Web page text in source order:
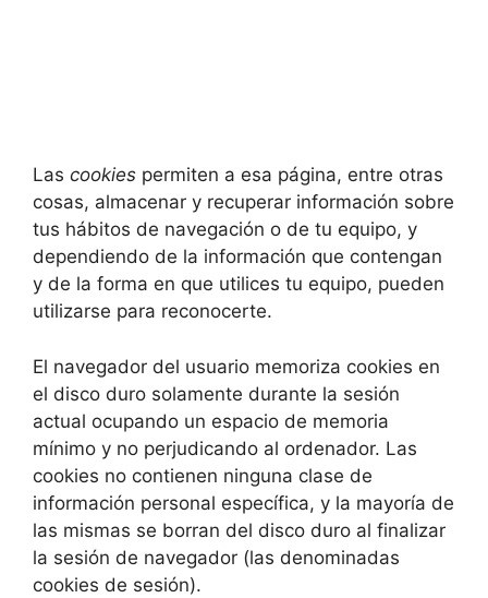
Las cookies permiten a esa página, entre otras
cosas, almacenar y recuperar información sobre
tus hábitos de navegación o de tu equipo, y
dependiendo de la información que contengan
y de la forma en que utilices tu equipo, pueden
utilizarse para reconocerte.
El navegador del usuario memoriza cookies en
el disco duro solamente durante la sesión
actual ocupando un espacio de memoria
mínimo y no perjudicando al ordenador. Las
cookies no contienen ninguna clase de
información personal específica, y la mayoría de
las mismas se borran del disco duro al finalizar
la sesión de navegador (las denominadas
cookies de sesión).